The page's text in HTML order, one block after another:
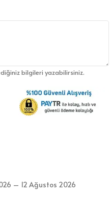
bilgileri yazabilirsiniz.
– 12 Ağustos 2026